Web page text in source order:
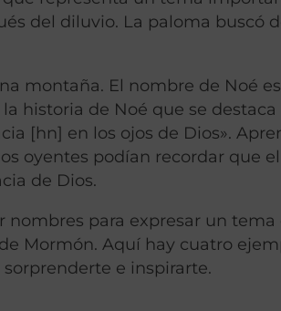
del diluvio. La paloma buscó
montaña. El nombre de Noé
historia de Noé que se destaca
[hn] en los ojos de Dios».
oyentes podían recordar que
de Dios.
para expresar un
Mormón. Aquí hay cuatro
e inspirarte.